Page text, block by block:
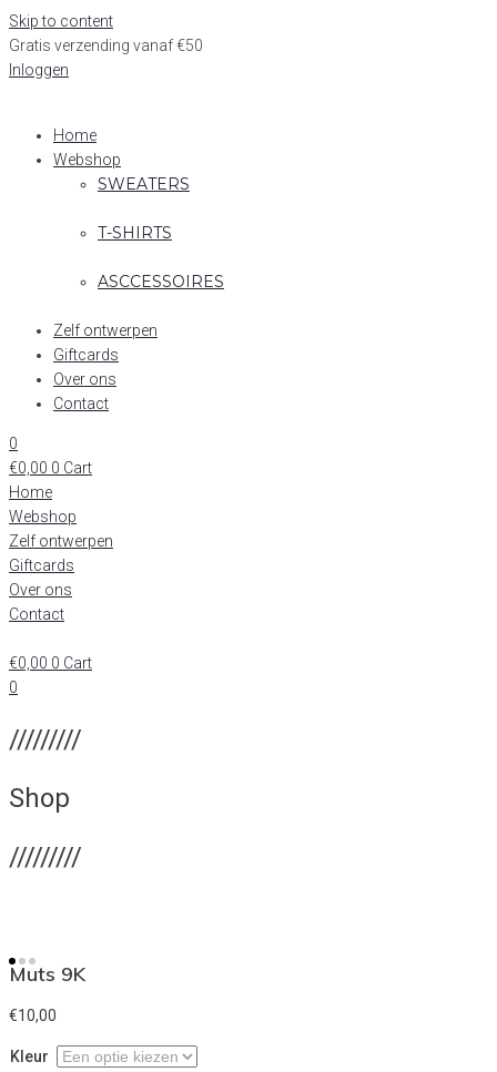
Skip to content
Gratis verzending vanaf €50
Inloggen
Home
Webshop
SWEATERS
T-SHIRTS
ASCCESSOIRES
Zelf ontwerpen
Giftcards
Over ons
Contact
0
€0,00 0 Cart
Home
Webshop
Zelf ontwerpen
Giftcards
Over ons
Contact
€0,00 0 Cart
0
/////////
Shop
/////////
Muts 9K
€10,00
Kleur